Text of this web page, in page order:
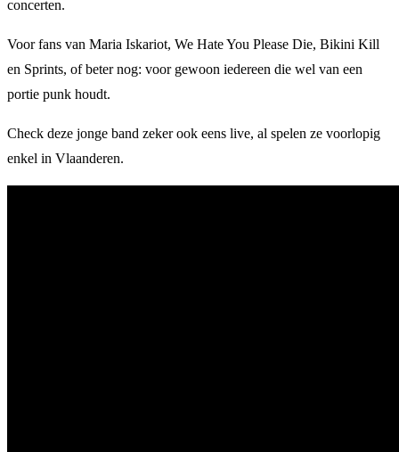
concerten.
Voor fans van Maria Iskariot, We Hate You Please Die, Bikini Kill
en Sprints, of beter nog: voor gewoon iedereen die wel van een
portie punk houdt.
Check deze jonge band zeker ook eens live, al spelen ze voorlopig
enkel in Vlaanderen.